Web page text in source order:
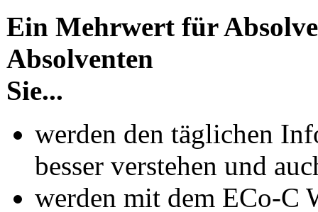
Ein Mehrwert für
Absolventen
Sie...
werden den täglichen
besser verstehen und
werden mit dem ECo-C